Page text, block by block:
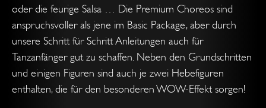
oder die feurige Salsa … Die Premium Choreos sind
anspruchsvoller als jene im Basic Package, aber durch
unsere Schritt für Schritt Anleitungen auch für
Tanzanfänger gut zu schaffen. Neben den Grundschritten
und einigen Figuren sind auch je zwei Hebefiguren
enthalten, die für den besonderen WOW-Effekt sorgen!